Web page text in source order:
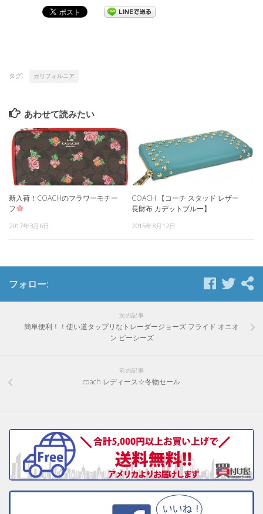
タグ: カリフォルニア
あわせて読みたい
新入荷！COACHのフラワーモチー
フ
2017年3月6日
COACH 【コーチ スタッド レザー
長財布 カデットブルー】
2015年8月12日
フォロー:
次の記事
簡単便利！！使い道タップリなトレーダージョーズ フライド オニオ
ン ピーシーズ
前の記事
coach レディース☆冬物セール